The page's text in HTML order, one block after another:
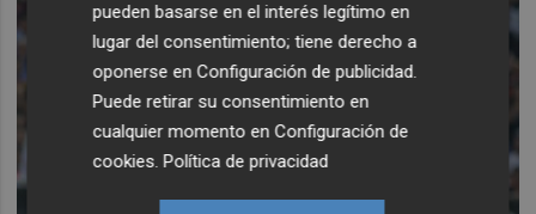
pueden basarse en el interés legítimo en
lugar del consentimiento; tiene derecho a
oponerse enConfiguración de publicidad.
Puede retirar su consentimiento en
cualquier momento enConfiguración de
cookies.Política de privacidad